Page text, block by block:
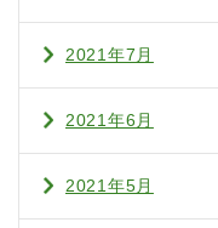
2021年7月
2021年6月
2021年5月